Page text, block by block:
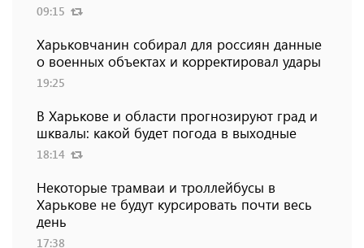
09:15
Харьковчанин собирал для россиян данные
о военных объектах и ​​корректировал удары
19:25
В Харькове и области прогнозируют град и
шквалы: какой будет погода в выходные
18:14
Некоторые трамваи и троллейбусы в
Харькове не будут курсировать почти весь
день
17:38